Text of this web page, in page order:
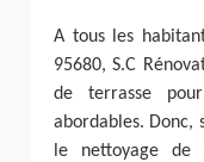
A tous les
95680, S.C
de terrasse
abordables. Donc,
le nettoyage de